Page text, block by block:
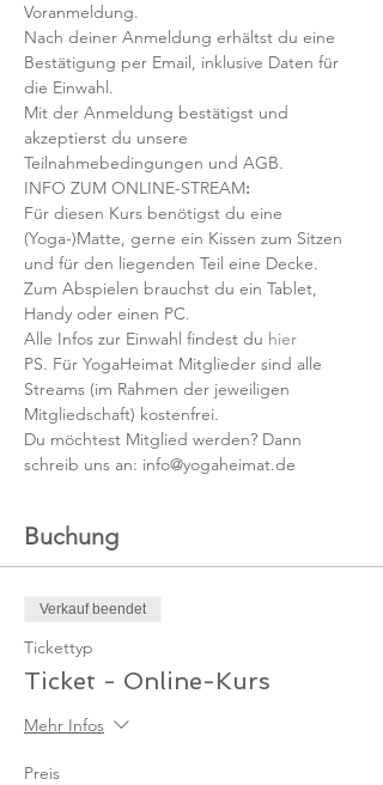
Voranmeldung.
Nach deiner Anmeldung erhältst du eine
Bestätigung per Email, inklusive Daten für
die Einwahl.
Mit der Anmeldung bestätigst und
akzeptierst du unsere
Teilnahmebedingungen und AGB.
INFO ZUM ONLINE-STREAM:
Für diesen Kurs benötigst du eine
(Yoga-)Matte, gerne ein Kissen zum Sitzen
und für den liegenden Teil eine Decke.
Zum Abspielen brauchst du ein Tablet,
Handy oder einen PC.
Alle Infos zur Einwahl findest du hier
PS. Für YogaHeimat Mitglieder sind alle
Streams (im Rahmen der jeweiligen
Mitgliedschaft) kostenfrei.
Du möchtest Mitglied werden? Dann
schreib uns an: info@yogaheimat.de
Buchung
Verkauf beendet
Tickettyp
Ticket - Online-Kurs
Mehr Infos
Preis